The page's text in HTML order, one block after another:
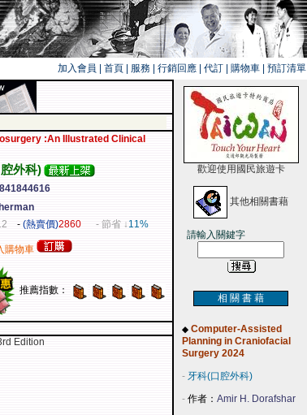
加入會員 首頁 服務 行銷回應 代訂 購物車 預訂清單
:An Illustrated Clinical
外科)
- (熱賣價)2860 - 節省 ↓11%
購物車
推薦指數：
Edition
歡迎使用國民旅遊卡
其他相關書藉
請輸入關鍵字
相 關 書 藉
◆ Computer-Assisted
Planning in Craniofacial
Surgery 2024
- 牙科(口腔外科)
- 作者： Amir H. Dorafshar